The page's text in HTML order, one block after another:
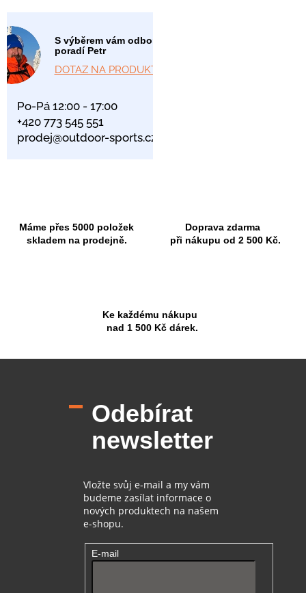
S výběrem vám odborně
poradí Petr
DOTAZ NA PRODUKT
Po-Pá 12:00 - 17:00
+420 773 545 551
prodej@outdoor-sports.cz
Máme přes 5000 položek
skladem na prodejně.
Doprava zdarma
při nákupu od 2 500 Kč.
Ke každému nákupu
nad 1 500 Kč dárek.
Odebírat
newsletter
Vložte svůj e-mail a my vám
budeme zasílat informace o
nových produktech na našem
e-shopu.
E-mail